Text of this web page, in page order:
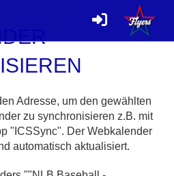
Adresse, um den gewählten
zu synchronisieren z.B. mit
"ICSSync". Der Webkalender
automatisch aktualisiert.